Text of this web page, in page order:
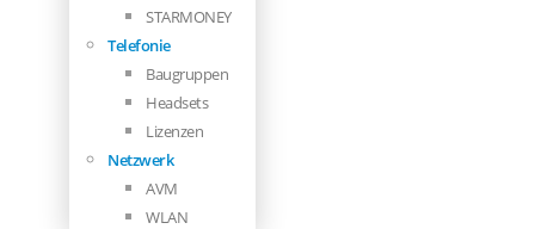
STARMONEY
Telefonie
Baugruppen
Headsets
Lizenzen
Netzwerk
AVM
WLAN